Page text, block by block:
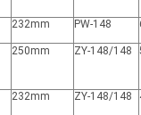
232mm PW-148
250mm ZY-148/148
232mm ZY-148/148